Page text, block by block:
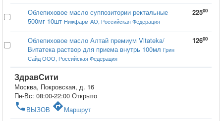
Облепиховое масло суппозитории ректальные
500мг 10шт Нижфарм АО, Российская Федерация
22500
Облепиховое масло Алтай премиум Vitateka/
Витатека раствор для приема внутрь 100мл Грин
Сайд ООО, Российская Федерация
12600
ЗдравСити
Москва, Покровская, д. 16
Пн-Вс: 08:00-22:00 Открыто
phone ВЫЗОВ directionsМаршрут